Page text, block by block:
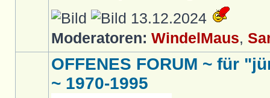
13.12.2024
Moderatoren: WindelMaus,
OFFENES FORUM ~ für
~ 1970-1995